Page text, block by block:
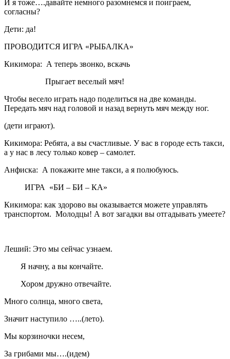
И я тоже….давайте немного разомнемся и поиграем,
согласны?
Дети: да!
ПРОВОДИТСЯ ИГРА «РЫБАЛКА»
Кикимора: А теперь звонко, вскачь
Прыгает веселый мяч!
Чтобы весело играть надо поделиться на две команды.
Передать мяч над головой и назад вернуть мяч между ног.
(дети играют).
Кикимора: Ребята, а вы счастливые. У вас в городе есть такси,
а у нас в лесу только ковер – самолет.
Анфиска: А покажите мне такси, а я полюбуюсь.
ИГРА «БИ – БИ – КА»
Кикимора: как здорово вы оказывается можете управлять
транспортом. Молодцы! А вот загадки вы отгадывать умеете?
Леший: Это мы сейчас узнаем.
Я начну, а вы кончайте.
Хором дружно отвечайте.
Много солнца, много света,
Значит наступило …..(лето).
Мы корзиночки несем,
За грибами мы….(идем)